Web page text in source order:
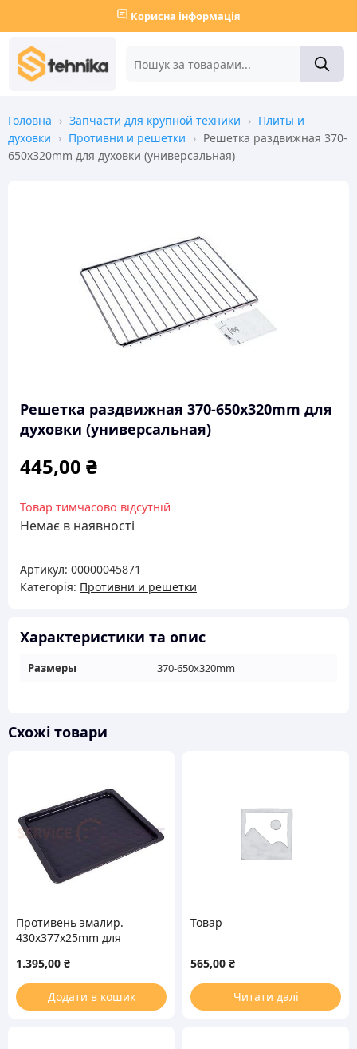
Корисна інформація
Головна › Запчасти для крупной техники › Плиты и
духовки › Противни и решетки › Решетка раздвижная 370-
650х320mm для духовки (универсальная)
Решетка раздвижная 370-650х320mm для
духовки (универсальная)
445,00 ₴
Товар тимчасово відсутній
Немає в наявності
Артикул: 00000045871
Категорія: Противни и решетки
Характеристики та опис
Размеры 370-650х320mm
Схожі товари
Противень эмалир.
430x377x25mm для
1.395,00 ₴
Додати в кошик
Товар
565,00 ₴
Читати далі